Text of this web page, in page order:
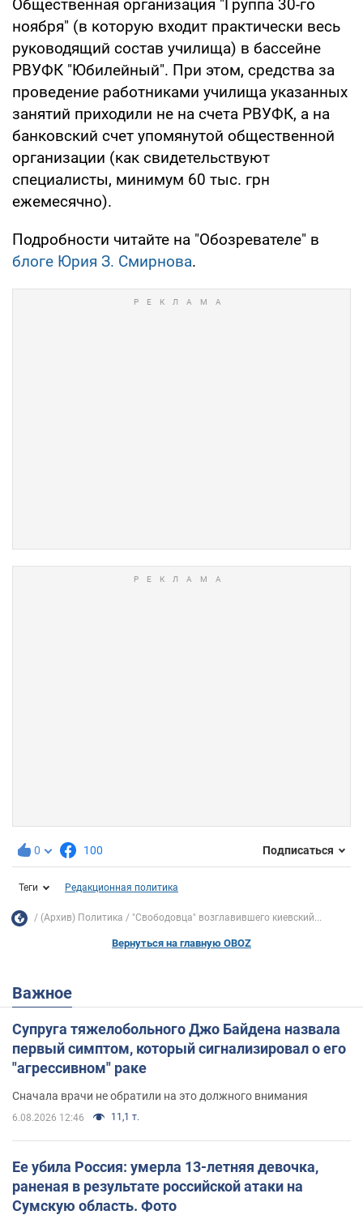
Общественная организация "Группа 30-го
ноября" (в которую входит практически весь
руководящий состав училища) в бассейне
РВУФК "Юбилейный". При этом, средства за
проведение работниками училища указанных
занятий приходили не на счета РВУФК, а на
банковский счет упомянутой общественной
организации (как свидетельствуют
специалисты, минимум 60 тыс. грн
ежемесячно).
Подробности читайте на "Обозревателе" в
блоге Юрия З. Смирнова.
0 100 Подписаться
Теги Редакционная политика
(Архив) Политика "Свободовца" возглавившего киевский...
Вернуться на главную OBOZ
Важное
Супруга тяжелобольного Джо Байдена назвала
первый симптом, который сигнализировал о его
"агрессивном" раке
Сначала врачи не обратили на это должного внимания
6.08.2026 12:46 11,1 т.
Ее убила Россия: умерла 13-летняя девочка,
раненая в результате российской атаки на
Сумскую область. Фото